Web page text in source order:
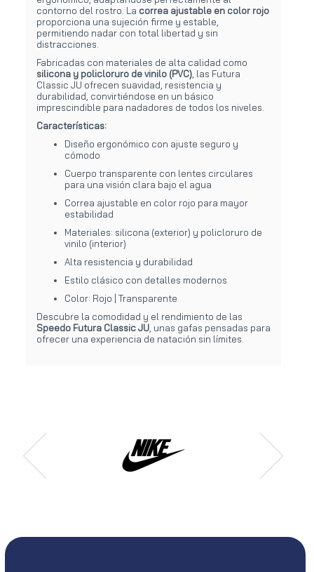
contorno del rostro. La correa ajustable en color rojo
proporciona una sujeción firme y estable,
permitiendo nadar con total libertad y sin
distracciones.
Fabricadas con materiales de alta calidad como
silicona y policloruro de vinilo (PVC) , las Futura
Classic JU ofrecen suavidad, resistencia y
durabilidad, convirtiéndose en un básico
imprescindible para nadadores de todos los niveles.
Características:
Diseño ergonómico con ajuste seguro y
cómodo
Cuerpo transparente con lentes circulares
para una visión clara bajo el agua
Correa ajustable en color rojo para mayor
estabilidad
Materiales: silicona (exterior) y policloruro de
vinilo (interior)
Alta resistencia y durabilidad
Estilo clásico con detalles modernos
Color: Rojo | Transparente
Descubre la comodidad y el rendimiento de las
Speedo Futura Classic JU , unas gafas pensadas para
ofrecer una experiencia de natación sin límites.